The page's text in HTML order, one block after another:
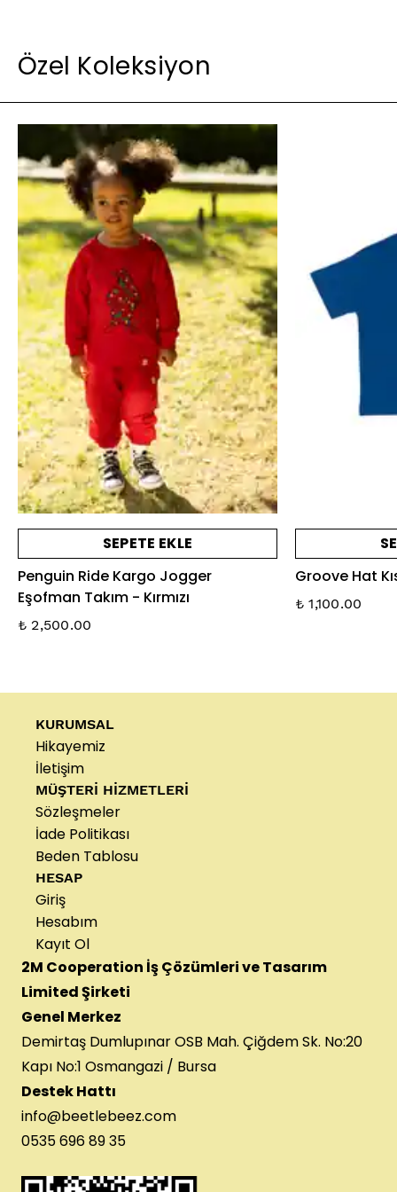
Özel Koleksiyon
SEPETE EKLE
Penguin Ride Kargo Jogger
Eşofman Takım - Kırmızı
₺ 2,500.00
Groove Hat
₺ 1,100.00
KURUMSAL
Hikayemiz
İletişim
MÜŞTERİ HİZMETLERİ
Sözleşmeler
İade Politikası
Beden Tablosu
HESAP
Giriş
Hesabım
Kayıt Ol
2M Cooperation İş Çözümleri ve Tasarım
Limited Şirketi
Genel Merkez
Demirtaş Dumlupınar OSB Mah. Çiğdem Sk. No:20
Kapı No:1 Osmangazi / Bursa
Destek Hattı
info@beetlebeez.com
0535 696 89 35